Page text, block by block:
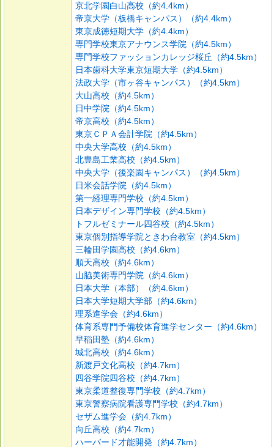
京北学園白山高校（約4.4km）
帝京大学（板橋キャンパス）（約4.4km）
東京成徳短期大学（約4.4km）
専門学校東京アナウンス学院（約4.5km）
専門学校ファッションカレッジ桜丘（約4.5km）
日本歯科大学東京短期大学（約4.5km）
法政大学（市ヶ谷キャンパス）（約4.5km）
大山高校（約4.5km）
日中学院（約4.5km）
帝京高校（約4.5km）
東京ＣＰＡ会計学院（約4.5km）
中央大学高校（約4.5km）
北豊島工業高校（約4.5km）
中央大学（後楽園キャンパス）（約4.5km）
日米会話学院（約4.5km）
第一経理専門学校（約4.5km）
日本デザイン専門学校（約4.5km）
トフルゼミナール四谷校（約4.5km）
東京個別指導学院ときわ台教室（約4.5km）
三輪田学園高校（約4.6km）
順天高校（約4.6km）
山脇美術専門学院（約4.6km）
日本大学（本部）（約4.6km）
日本大学短期大学部（約4.6km）
理系進学会（約4.6km）
体育系専門予備校体育進学センター（約4.6km）
早稲田塾（約4.6km）
城北高校（約4.6km）
新渡戸文化高校（約4.7km）
四谷学院四谷校（約4.7km）
東京柔道整復専門学校（約4.7km）
東京警察病院看護専門学校（約4.7km）
セザム進学会（約4.7km）
向丘高校（約4.7km）
ハーバード才能開発（約4.7km）